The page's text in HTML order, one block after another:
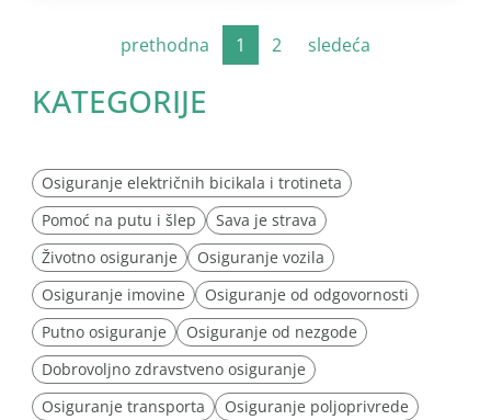
prethodna 1 2 sledeća
KATEGORIJE
Osiguranje električnih bicikala i trotineta
Pomoć na putu i šlep
Sava je strava
Životno osiguranje
Osiguranje vozila
Osiguranje imovine
Osiguranje od odgovornosti
Putno osiguranje
Osiguranje od nezgode
Dobrovoljno zdravstveno osiguranje
Osiguranje transporta
Osiguranje poljoprivrede